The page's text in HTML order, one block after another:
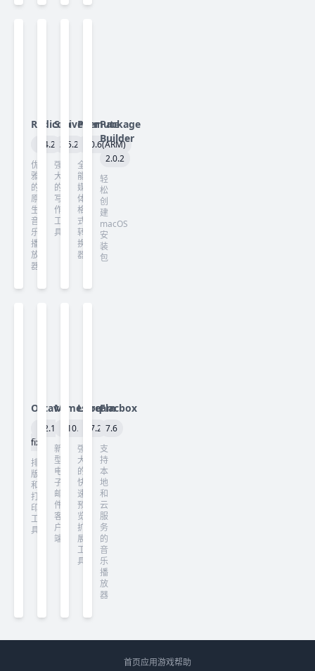
Radiccio
1.4.2
优
雅
的
原
生
音
乐
播
放
器
Scrivener
3.5.2
强
大
的
写
作
工
具
Permute
4.0.6(ARM)
全
能
媒
体
格
式
转
换
器
Package
Builder
2.0.2
轻
松
创
建
macOS
安
装
包
Octavo
1.2.1
fix
排
版
和
打
印
工
具
Mimestream
1.10.6
新
型
电
子
邮
件
客
户
端
Looq
1.7.2
强
大
的
快
速
预
览
扩
展
工
具
Flacbox
7.6
支
持
本
地
和
云
服
务
的
音
乐
播
放
器
首页应用游戏帮助